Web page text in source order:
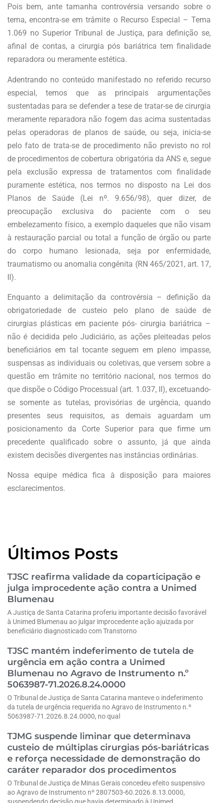
Pois bem, ante tamanha controvérsia versando sobre o
tema, encontra-se em trâmite o Recurso Especial – Tema
1.069 no Superior Tribunal de Justiça, para definição se,
afinal de contas, a cirurgia pós bariátrica tem finalidade
reparadora ou meramente estética.
Adentrando no conteúdo manifestado no referido recurso
especial, temos que as principais argumentações
sustentadas para se defender a tese de tratar-se de cirurgia
meramente reparadora não fogem das acima sustentadas
pelas operadoras de planos de saúde, ou seja, inicia-se
pelo fato de trata-se de procedimento não previsto no rol
de procedimentos de cobertura obrigatória da ANS e, segue
pela exclusão expressa de tratamentos com finalidade
puramente estética, nos termos no disposto na Lei dos
Planos de Saúde (Lei nº. 9.656/98), quer dizer, de
preocupação exclusiva do paciente com o seu
embelezamento físico, a exemplo daqueles que não visam
à restauração parcial ou total a função de órgão ou parte
do corpo humano lesionada, seja por enfermidade,
traumatismo ou anomalia congênita (RN 465/2021, art. 17,
II).
Enquanto a delimitação da controvérsia – definição da
obrigatoriedade de custeio pelo plano de saúde de
cirurgias plásticas em paciente pós- cirurgia bariátrica –
não é decidida pelo Judiciário, as ações pleiteadas pelos
beneficiários em tal tocante seguem em pleno impasse,
suspensas as individuais ou coletivas, que versem sobre a
questão em trâmite no território nacional, nos termos do
que dispõe o Código Processual (art. 1.037, II), excetuando-
se somente as tutelas, provisórias de urgência, quando
presentes seus requisitos, as demais aguardam um
posicionamento da Corte Superior para que firme um
precedente qualificado sobre o assunto, já que ainda
existem decisões divergentes nas instâncias ordinárias.
Nossa equipe médica fica à disposição para maiores
esclarecimentos.
Últimos Posts
TJSC reafirma validade da coparticipação e
julga improcedente ação contra a Unimed
Blumenau
A Justiça de Santa Catarina proferiu importante decisão favorável
à Unimed Blumenau ao julgar improcedente ação ajuizada por
beneficiário diagnosticado com Transtorno
TJSC mantém indeferimento de tutela de
urgência em ação contra a Unimed
Blumenau no Agravo de Instrumento n.º
5063987-71.2026.8.24.0000
O Tribunal de Justiça de Santa Catarina manteve o indeferimento
da tutela de urgência requerida no Agravo de Instrumento n.º
5063987-71.2026.8.24.0000, no qual
TJMG suspende liminar que determinava
custeio de múltiplas cirurgias pós-bariátricas
e reforça necessidade de demonstração do
caráter reparador dos procedimentos
O Tribunal de Justiça de Minas Gerais concedeu efeito suspensivo
ao Agravo de Instrumento nº 2807503-60.2026.8.13.0000,
suspendendo decisão que havia determinado à Unimed